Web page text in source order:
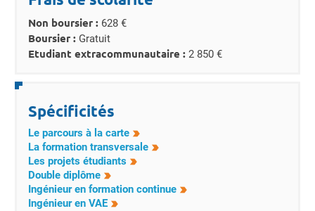
Non boursier : 628 €
Boursier : Gratuit
Etudiant extracommunautaire : 2 850 €
Spécificités
Le parcours à la carte
La formation transversale
Les projets étudiants
Double diplôme
Ingénieur en formation continue
Ingénieur en VAE